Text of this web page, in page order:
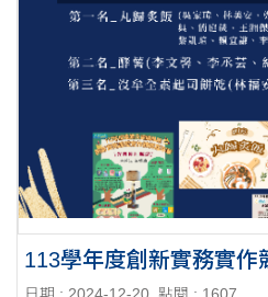
113學年度創新實務實作